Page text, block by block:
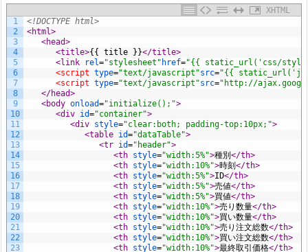
6.
ま
XHTML
1
2
3
4
5
6
7
8
9
10
11
12
13
14
15
16
17
18
19
20
21
22
23
<!DOCTYPE html>
<html>
<head>
<title>{{ title }}</title>
<link
rel="stylesheet" href="{{ static_url('css/
<script type="text/javascript"src="{{
<script type="text/javascript"src="http://
</head>
<body onload="initialize();">
<div id="container">
<div style="clear:both; padding-top:10px;">
<table id="dataTable">
<tr id="header">
<th style="width:5%">種別 </th>
<th style="width:10%">時刻 </th>
<th style="width:5%">ID</th>
<th style="width:5%">売値</th>
<th style="width:5%">買値</th>
<th style="width:10%">売り数量</th>
<th style="width:10%">買い数量</th>
<th style="width:10%">売り注文総数</th>
<th style="width:10%">買い注文総数</th>
<th style="width:10%">最終取引価格</th>